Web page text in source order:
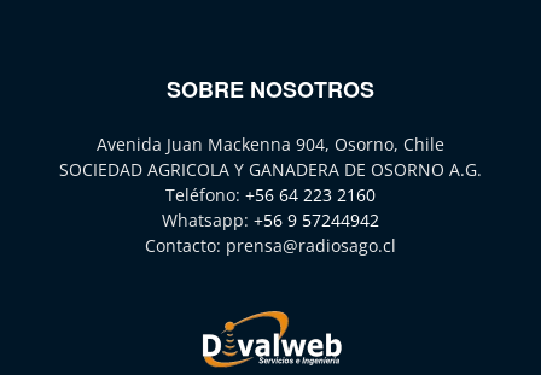
SOBRE NOSOTROS
Avenida Juan Mackenna 904, Osorno, Chile
SOCIEDAD AGRICOLA Y GANADERA DE OSORNO A.G.
Teléfono: +56 64 223 2160
Whatsapp: +56 9 57244942
Contacto: prensa@radiosago.cl